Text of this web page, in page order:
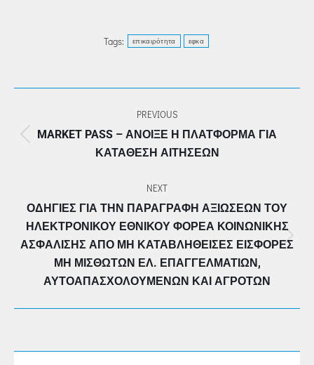
Tags: επικαιρότητα εφκα
PREVIOUS
Previous
post:
MARKET PASS – ΆΝΟΙΞΕ Η ΠΛΑΤΦΌΡΜΑ ΓΙΑ
ΚΑΤΆΘΕΣΗ ΑΙΤΉΣΕΩΝ
NEXT
Next
post:
ΟΔΗΓΊΕΣ ΓΙΑ ΤΗΝ ΠΑΡΑΓΡΑΦΉ ΑΞΙΏΣΕΩΝ ΤΟΥ
ΗΛΕΚΤΡΟΝΙΚΟΎ ΕΘΝΙΚΟΎ ΦΟΡΈΑ ΚΟΙΝΩΝΙΚΉΣ
ΑΣΦΆΛΙΣΗΣ ΑΠΌ ΜΗ ΚΑΤΑΒΛΗΘΕΊΣΕΣ ΕΙΣΦΟΡΈΣ
ΜΗ ΜΙΣΘΩΤΏΝ ΕΛ. ΕΠΑΓΓΕΛΜΑΤΙΏΝ,
ΑΥΤΟΑΠΑΣΧΟΛΟΎΜΕΝΩΝ ΚΑΙ ΑΓΡΟΤΏΝ